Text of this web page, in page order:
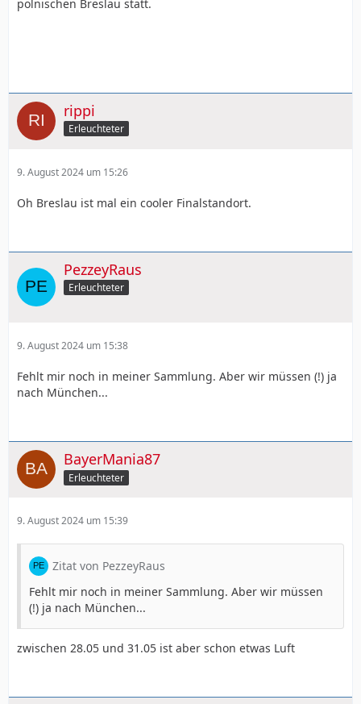
polnischen Breslau statt.
rippi
Erleuchteter
9. August 2024 um 15:26
Oh Breslau ist mal ein cooler Finalstandort.
PezzeyRaus
Erleuchteter
9. August 2024 um 15:38
Fehlt mir noch in meiner Sammlung. Aber wir müssen (!) ja
nach München...
BayerMania87
Erleuchteter
9. August 2024 um 15:39
Zitat von PezzeyRaus
Fehlt mir noch in meiner Sammlung. Aber wir müssen
(!) ja nach München...
zwischen 28.05 und 31.05 ist aber schon etwas Luft